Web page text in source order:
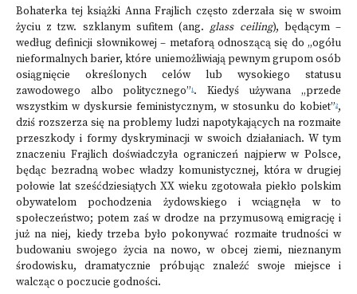
Bohaterka tej książki Anna Frajlich często zderzała się w swoim
życiu z tzw. szklanym sufitem (ang.glass ceiling), będącym –
według definicji słownikowej – metaforą odnoszącą się do „ogółu
nieformalnych barier, które uniemożliwiają pewnym grupom osób
osiągnięcie określonych celów lub wysokiego statusu
zawodowego albo politycznego”1. Kiedyś używana „przede
wszystkim w dyskursie feministycznym, w stosunku do kobiet”2,
dziś rozszerza się na problemy ludzi napotykających na rozmaite
przeszkody i formy dyskryminacji w swoich działaniach. W tym
znaczeniu Frajlich doświadczyła ograniczeń najpierw w Polsce,
będąc bezradną wobec władzy komunistycznej, która w drugiej
połowie lat sześćdziesiątych XX wieku zgotowała piekło polskim
obywatelom pochodzenia żydowskiego i wciągnęła w to
społeczeństwo; potem zaś w drodze na przymusową emigrację i
już na niej, kiedy trzeba było pokonywać rozmaite trudności w
budowaniu swojego życia na nowo, w obcej ziemi, nieznanym
środowisku, dramatycznie próbując znaleźć swoje miejsce i
walcząc o poczucie godności.